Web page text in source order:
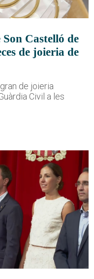
Castelló de
de joieria de
de joieria
Civil a les